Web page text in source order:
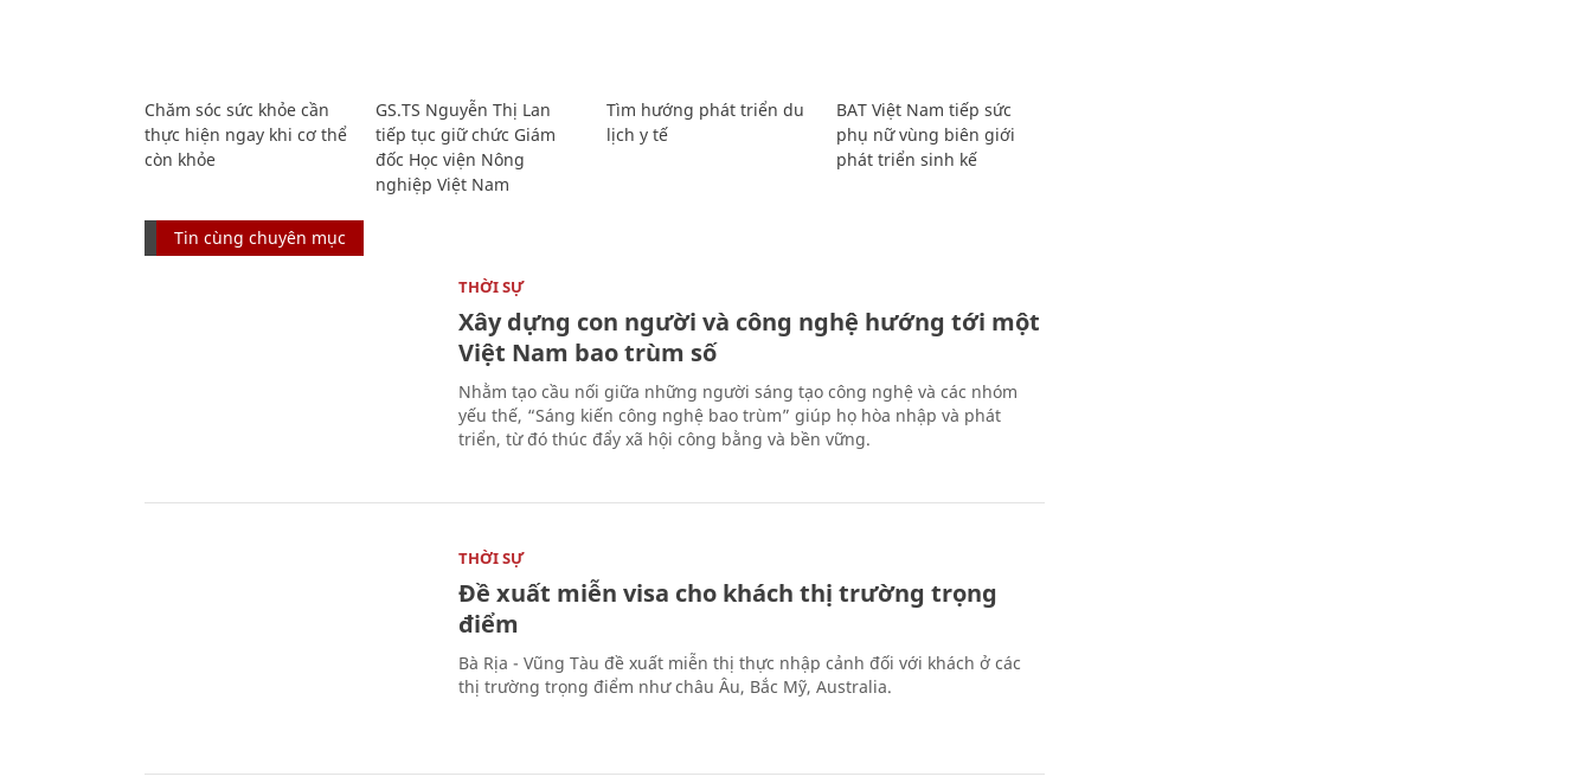
Chăm sóc sức khỏe cần
thực hiện ngay khi cơ thể
còn khỏe
GS.TS Nguyễn Thị Lan
tiếp tục giữ chức Giám
đốc Học viện Nông
nghiệp Việt Nam
Tìm hướng phát triển du
lịch y tế
BAT Việt Nam tiếp sức
phụ nữ vùng biên giới
phát triển sinh kế
Tin cùng chuyên mục
THỜI SỰ
Xây dựng con người và công nghệ hướng tới một
Việt Nam bao trùm số
Nhằm tạo cầu nối giữa những người sáng tạo công nghệ và các nhóm
yếu thế, “Sáng kiến công nghệ bao trùm” giúp họ hòa nhập và phát
triển, từ đó thúc đẩy xã hội công bằng và bền vững.
THỜI SỰ
Đề xuất miễn visa cho khách thị trường trọng
điểm
Bà Rịa - Vũng Tàu đề xuất miễn thị thực nhập cảnh đối với khách ở các
thị trường trọng điểm như châu Âu, Bắc Mỹ, Australia.